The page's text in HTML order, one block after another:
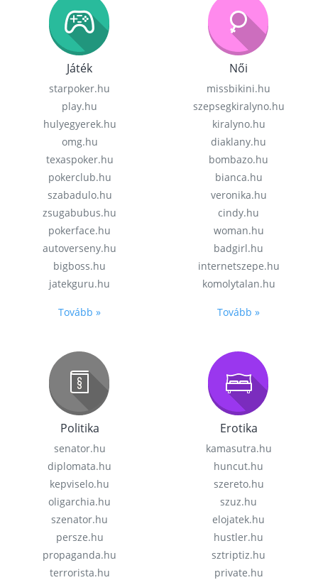
Játék
starpoker.hu
play.hu
hulyegyerek.hu
omg.hu
texaspoker.hu
pokerclub.hu
szabadulo.hu
zsugabubus.hu
pokerface.hu
autoverseny.hu
bigboss.hu
jatekguru.hu
Tovább »
Női
missbikini.hu
szepsegkiralyno.hu
kiralyno.hu
diaklany.hu
bombazo.hu
bianca.hu
veronika.hu
cindy.hu
woman.hu
badgirl.hu
internetszepe.hu
komolytalan.hu
Tovább »
Politika
senator.hu
diplomata.hu
kepviselo.hu
oligarchia.hu
szenator.hu
persze.hu
propaganda.hu
terrorista.hu
Erotika
kamasutra.hu
huncut.hu
szereto.hu
szuz.hu
elojatek.hu
hustler.hu
sztriptiz.hu
private.hu